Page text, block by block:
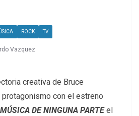
ROCK TV
Vazquez
creativa de Bruce
con el estreno
DE NINGUNA PARTEel